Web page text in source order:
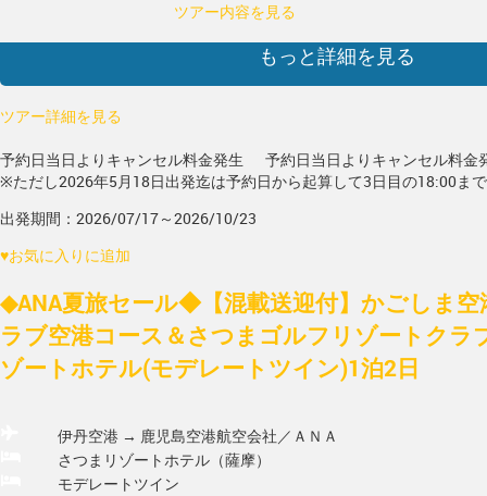
ツアー内容を見る
もっと詳細を見る
ツアー詳細を見る
予約日当日よりキャンセル料金発生
予約日当日よりキャンセル料金
※ただし2026年5月18日出発迄は予約日から起算して3日目の18:00ま
出発期間：2026/07/17～2026/10/23
♥お気に入りに追加
◆ANA夏旅セール◆【混載送迎付】かごしま
ラブ空港コース＆さつまゴルフリゾートクラ
ゾートホテル(モデレートツイン)1泊2日
伊丹空港 → 鹿児島空港航空会社／ＡＮＡ
さつまリゾートホテル（薩摩）
モデレートツイン